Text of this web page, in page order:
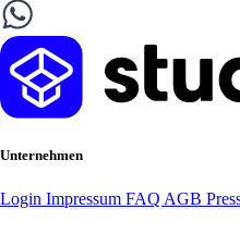
Unternehmen
Login Impressum FAQ AGB